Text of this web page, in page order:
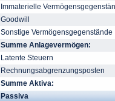
Immaterielle
Goodwill
Sonstige Vermögensgegenstände
Summe Anlagevermögen:
Latente Steuern
Rechnungsabgrenzungsposten
Summe Aktiva:
Passiva